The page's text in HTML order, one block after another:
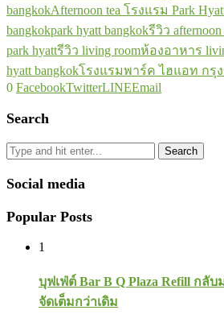
bangkokAfternoon tea โรงแรม Park
bangkokpark hyatt bangkokรีวิว afternoon
park hyattรีวิว living roomห้องอาหาร
hyatt bangkokโรงแรมพาร์ค ไฮแอท กรุ
0 FacebookTwitterLINEEmail
Search
Search
Social media
Popular Posts
1
บุฟเฟ่ต์ Bar B Q Plaza Refill กลั
จัดเต็มกว่าเดิม